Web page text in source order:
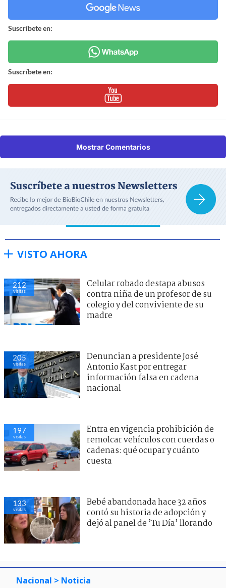
Suscríbete en:
Suscríbete en:
Mostrar Comentarios
VISTO AHORA
212
visitas
Celular robado destapa abusos
contra niña de un profesor de su
colegio y del conviviente de su
madre
205
visitas
Denuncian a presidente José
Antonio Kast por entregar
información falsa en cadena
nacional
197
visitas
Entra en vigencia prohibición de
remolcar vehículos con cuerdas o
cadenas: qué ocupar y cuánto
cuesta
133
visitas
Bebé abandonada hace 32 años
contó su historia de adopción y
dejó al panel de ’Tu Día’ llorando
Nacional > Noticia